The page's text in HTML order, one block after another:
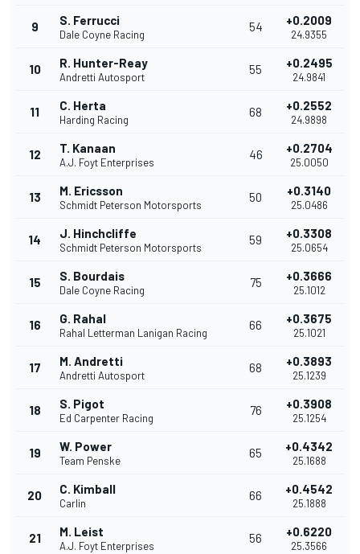
9 S. Ferrucci
Dale Coyne Racing
54 +0.2009
24.9355
10 R. Hunter-Reay
Andretti Autosport
55 +0.2495
24.9841
11 C. Herta
Harding Racing
68 +0.2552
24.9898
12 T. Kanaan
A.J. Foyt Enterprises
46 +0.2704
25.0050
13 M. Ericsson
Schmidt Peterson Motorsports
50 +0.3140
25.0486
14 J. Hinchcliffe
Schmidt Peterson Motorsports
59 +0.3308
25.0654
15 S. Bourdais
Dale Coyne Racing
75 +0.3666
25.1012
16 G. Rahal
Rahal Letterman Lanigan Racing
66 +0.3675
25.1021
17 M. Andretti
Andretti Autosport
68 +0.3893
25.1239
18 S. Pigot
Ed Carpenter Racing
76 +0.3908
25.1254
19 W. Power
Team Penske
65 +0.4342
25.1688
20 C. Kimball
Carlin
66 +0.4542
25.1888
21 M. Leist
A.J. Foyt Enterprises
56 +0.6220
25.3566